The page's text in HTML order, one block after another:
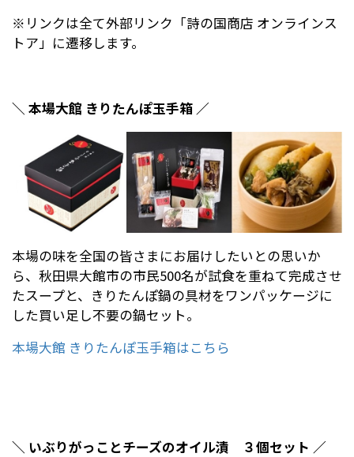
※リンクは全て外部リンク「詩の国商店 オンラインス
トア」に遷移します。
＼ 本場大館 きりたんぽ玉手箱 ／
本場の味を全国の皆さまにお届けしたいとの思いか
ら、秋田県大館市の市民500名が試食を重ねて完成させ
たスープと、きりたんぽ鍋の具材をワンパッケージに
した買い足し不要の鍋セット。
本場大館 きりたんぽ玉手箱はこちら
＼ いぶりがっことチーズのオイル漬 ３個セット ／